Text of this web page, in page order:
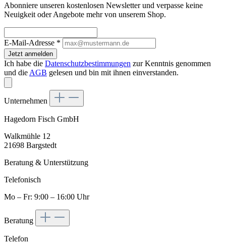
Abonniere unseren kostenlosen Newsletter und verpasse keine
Neuigkeit oder Angebote mehr von unserem Shop.
E-Mail-Adresse *
Jetzt anmelden
Ich habe die Datenschutzbestimmungen zur Kenntnis genommen
und die AGB gelesen und bin mit ihnen einverstanden.
Unternehmen
Hagedorn Fisch GmbH
Walkmühle 12
21698 Bargstedt
Beratung & Unterstützung
Telefonisch
Mo – Fr: 9:00 – 16:00 Uhr
Beratung
Telefon